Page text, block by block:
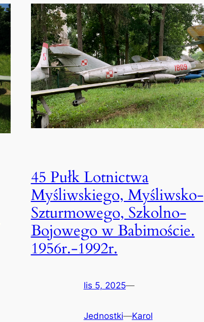
45 Pułk Lotnictwa
Myśliwskiego, Myśliwsko-
Szturmowego, Szkolno-
Bojowego w Babimoście.
1956r.-1992r.
lis 5, 2025—
Jednostki—Karol